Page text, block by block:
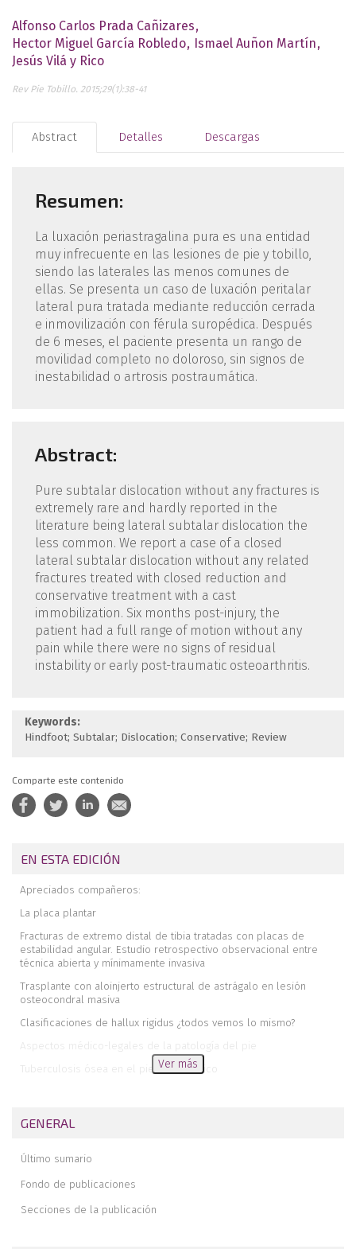
Alfonso Carlos Prada Cañizares
Hector Miguel García Robledo
Ismael Auñon Martín
Jesús Vilá y Rico
Rev Pie Tobillo. 2015;29(1):38-41
Abstract Detalles Descargas
Resumen:
La luxación periastragalina pura es una entidad
muy infrecuente en las lesiones de pie y tobillo,
siendo las laterales las menos comunes de
ellas. Se presenta un caso de luxación peritalar
lateral pura tratada mediante reducción cerrada
e inmovilización con férula suropédica. Después
de 6 meses, el paciente presenta un rango de
movilidad completo no doloroso, sin signos de
inestabilidad o artrosis postraumática.
Abstract:
Pure subtalar dislocation without any fractures is
extremely rare and hardly reported in the
literature being lateral subtalar dislocation the
less common. We report a case of a closed
lateral subtalar dislocation without any related
fractures treated with closed reduction and
conservative treatment with a cast
immobilization. Six months post-injury, the
patient had a full range of motion without any
pain while there were no signs of residual
instability or early post-traumatic osteoarthritis.
Keywords:
Hindfoot; Subtalar; Dislocation; Conservative; Review
Comparte este contenido
EN ESTA EDICIÓN
Apreciados compañeros:
La placa plantar
Fracturas de extremo distal de tibia tratadas con placas de
estabilidad angular. Estudio retrospectivo observacional entre
técnica abierta y mínimamente invasiva
Trasplante con aloinjerto estructural de astrágalo en lesión
osteocondral masiva
Clasificaciones de hallux rigidus ¿todos vemos lo mismo?
Aspectos médico-legales de la patología del pie
Tuberculosis ósea en el pie. Caso clínico
Técnica de artrodesis subastragalina mediante cirugía de mínima
Opinión y crítica
Estancia quirúrgica sobre pie y tobillo en Bolivia
Cirugía del pie y tobillo en el África profunda
Ver más
GENERAL
Último sumario
Fondo de publicaciones
Secciones de la publicación